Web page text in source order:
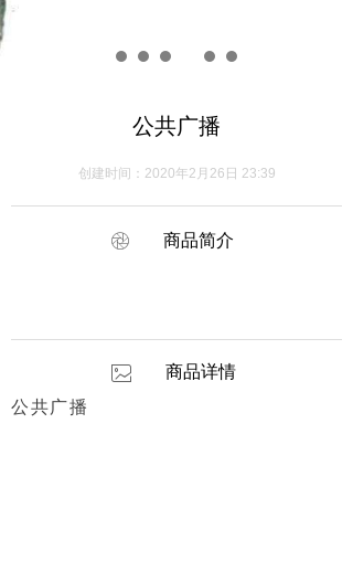
公共广播
商品简介
创建时间： 2020年2月26日 23:39
商品详情
公共广播
ꁵ
ꂈ